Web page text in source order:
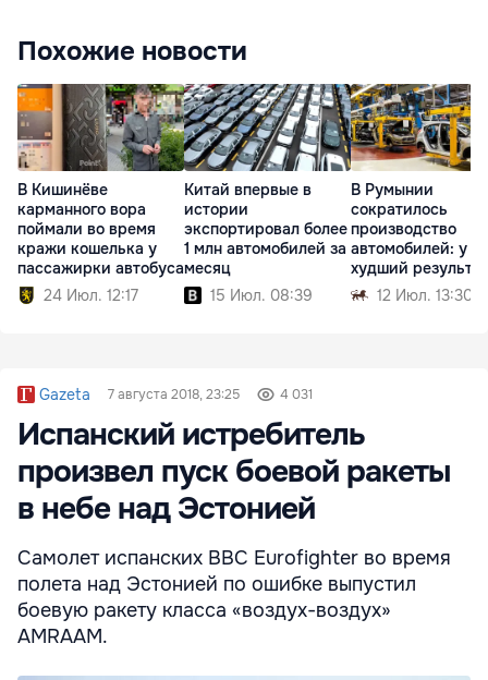
Похожие новости
В Кишинёве
карманного вора
поймали во время
кражи кошелька у
пассажирки автобуса
24 Июл. 12:17
Китай впервые в
истории
экспортировал более
1 млн автомобилей за
месяц
15 Июл. 08:39
В Румынии
сократилось
производство
автомобилей: у
худший результат
12 Июл. 13:30
Gazeta 7 августа 2018, 23:25 4 031
Испанский истребитель
произвел пуск боевой ракеты
в небе над Эстонией
Самолет испанских ВВС Eurofighter во время
полета над Эстонией по ошибке выпустил
боевую ракету класса «воздух-воздух»
AMRAAM.